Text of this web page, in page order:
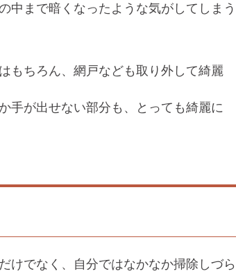
中まで暗くなったような気がしてしまう
もちろん、網戸なども取り外して綺麗
手が出せない部分も、とっても綺麗に
けでなく、自分ではなかなか掃除しづら